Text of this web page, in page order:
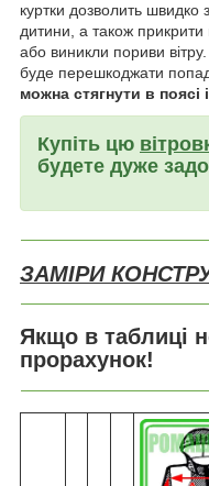
куртки дозволить швидко
дитини, а також
або виникли пориви вітру.
буде перешкоджати
можна стягнути в поясі
Купіть цю
будете дуже
ЗАМІРИ
Якщо в таблиці
прорахунок!